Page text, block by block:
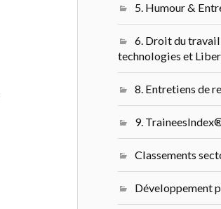
5. Humour &
6. Droit du
technologies et
8. Entretiens de
9.
Classements
Développement